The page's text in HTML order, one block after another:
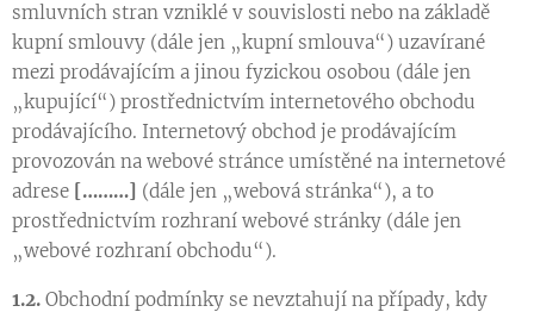
smluvních stran vzniklé v souvislosti nebo na základě
kupní smlouvy (dále jen „kupní smlouva“) uzavírané
mezi prodávajícím a jinou fyzickou osobou (dále jen
„kupující“) prostřednictvím internetového obchodu
prodávajícího. Internetový obchod je prodávajícím
provozován na webové stránce umístěné na internetové
adrese [………] (dále jen „webová stránka“), a to
prostřednictvím rozhraní webové stránky (dále jen
„webové rozhraní obchodu“).
1.2. Obchodní podmínky se nevztahují na případy, kdy